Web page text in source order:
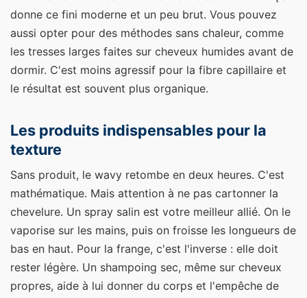
donne ce fini moderne et un peu brut. Vous pouvez
aussi opter pour des méthodes sans chaleur, comme
les tresses larges faites sur cheveux humides avant de
dormir. C'est moins agressif pour la fibre capillaire et
le résultat est souvent plus organique.
Les produits indispensables pour la
texture
Sans produit, le wavy retombe en deux heures. C'est
mathématique. Mais attention à ne pas cartonner la
chevelure. Un spray salin est votre meilleur allié. On le
vaporise sur les mains, puis on froisse les longueurs de
bas en haut. Pour la frange, c'est l'inverse : elle doit
rester légère. Un shampoing sec, même sur cheveux
propres, aide à lui donner du corps et l'empêche de